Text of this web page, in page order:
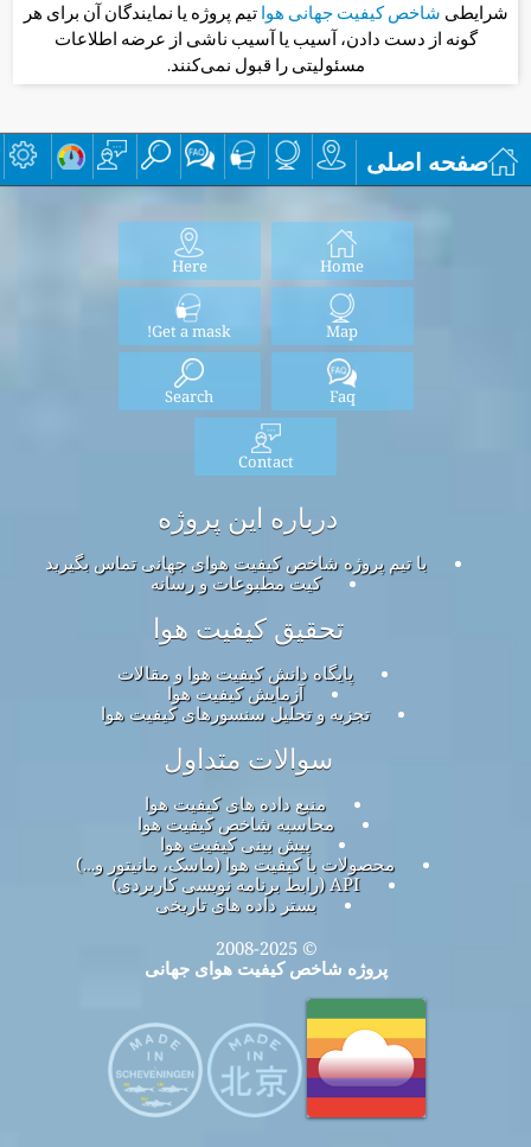
شرایطی شاخص کیفیت جهانی هواتیم پروژه یا نمایندگان آن برای هر
گونه از دست دادن، آسیب یا آسیب ناشی از عرضه اطلاعات
مسئولیتی را قبول نمی‌کنند.
صفحه اصلی
Home
Here
Map
Get a mask!
Faq
Search
Contact
درباره این پروژه
با تیم پروژه شاخص کیفیت هوای جهانی تماس بگیرید
کیت مطبوعات و رسانه
تحقیق کیفیت هوا
پایگاه دانش کیفیت هوا و مقالات
آزمایش کیفیت هوا
تجزیه و تحلیل سنسورهای کیفیت هوا
سوالات متداول
منبع داده های کیفیت هوا
محاسبه شاخص کیفیت هوا
پیش بینی کیفیت هوا
محصولات با کیفیت هوا (ماسک، مانیتور و…)
API (رابط برنامه نویسی کاربردی)
بستر داده های تاریخی
© 2008-2025
پروژه شاخص کیفیت هوای جهانی